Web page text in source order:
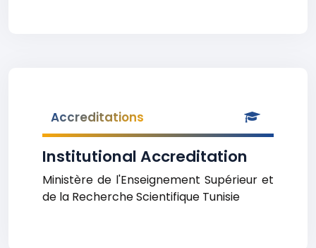
Accreditations
Institutional Accreditation
Ministère de l'Enseignement Supérieur et
de la Recherche Scientifique Tunisie